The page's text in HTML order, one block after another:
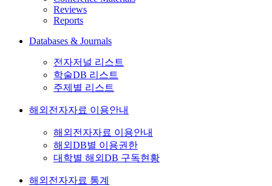
Reviews
Reports
Databases & Journals
전자저널 리스트
학술DB 리스트
주제별 리스트
해외전자자료 이용안내
해외전자자료 이용안내
해외DB별 이용권한
대학별 해외DB 구독현황
해외전자자료 통계